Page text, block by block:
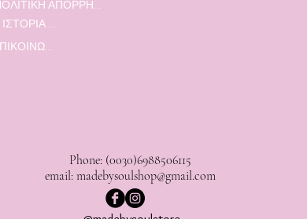
Phone: (0030)6988506115
email: madebysoulshop@gmail.com